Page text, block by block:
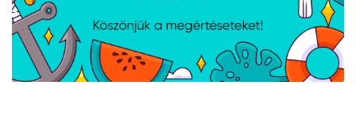
PCI Express
hálózati
csatlakozók (6+2
tűs)
CPU hálózati
Igen